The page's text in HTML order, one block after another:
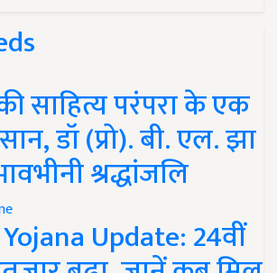
साहित्य परंपरा के एक
डॉ (प्रो). बी. एल. झा
श्रद्धांजलि
Update: 24वीं